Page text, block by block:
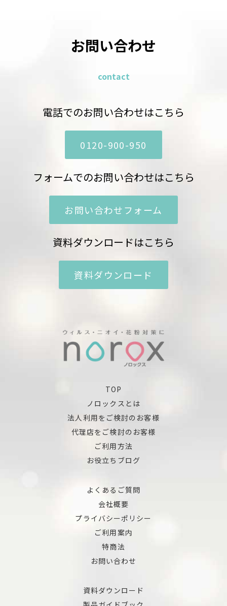
お問い合わせ
contact
電話でのお問い合わせはこちら
0120-900-950
フォームでのお問い合わせはこちら
お問い合わせフォーム
資料ダウンロードはこちら
資料ダウンロード
TOP
ノロックスとは
法人利用をご検討のお客様
代理店をご検討のお客様
ご利用方法
お役立ちブログ
よくあるご質問
会社概要
プライバシーポリシー
ご利用案内
特商法
お問い合わせ
資料ダウンロード